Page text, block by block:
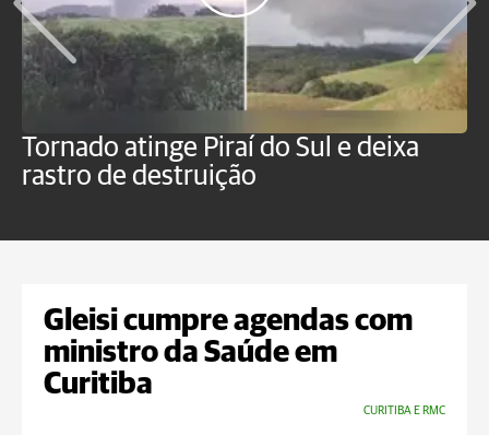
Tornado atinge Piraí do Sul e deixa
rastro de destruição
Gleisi cumpre agendas com
ministro da Saúde em
Curitiba
CURITIBA E RMC